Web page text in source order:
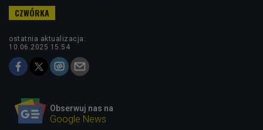
ostatnia aktualizacja:
10.06.2025 15:54
Obserwuj nas na
Google News